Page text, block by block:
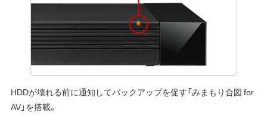
HDDが壊れる前に通知してバックアップを促す「みまもり合図 for
AV」を搭載。